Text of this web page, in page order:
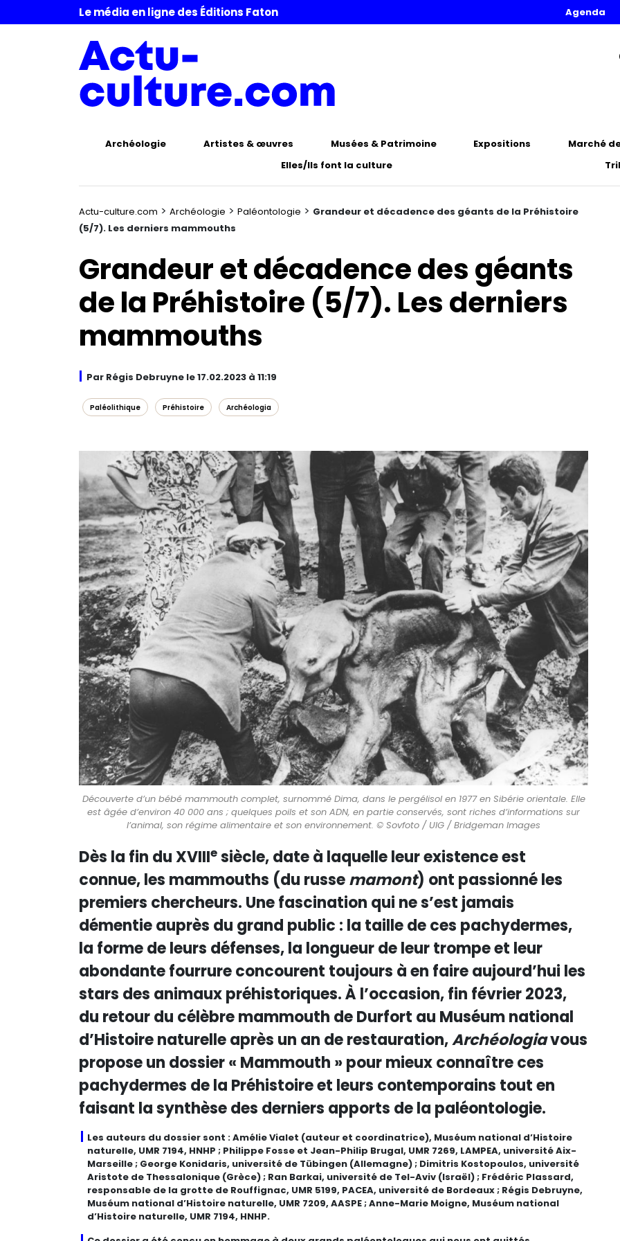
Le média en ligne des Éditions Faton Agenda
Archéologie Artistes & œuvres Musées & Patrimoine Expositions
Marché
Elles/Ils font la culture
Actu-culture.com > Archéologie > Paléontologie > Grandeur et décadence des géants de la Préhistoire
(5/7). Les derniers mammouths
Grandeur et décadence des géants
de la Préhistoire (5/7). Les derniers
mammouths
Par Régis Debruyne le 17.02.2023 à 11:19
Paléolithique Préhistoire Archéologia
Découverte d’un bébé mammouth complet, surnommé Dima, dans le pergélisol en 1977 en Sibérie orientale. Elle
est âgée d’environ 40 000 ans ; quelques poils et son ADN, en partie conservés, sont riches d’informations sur
l’animal, son régime alimentaire et son environnement. © Sovfoto / UIG / Bridgeman Images
Dès la fin du XVIIIe siècle, date à laquelle leur existence est
connue, les mammouths (du russemamont) ont passionné les
premiers chercheurs. Une fascination qui ne s’est jamais
démentie auprès du grand public : la taille de ces pachydermes,
la forme de leurs défenses, la longueur de leur trompe et leur
abondante fourrure concourent toujours à en faire aujourd’hui les
stars des animaux préhistoriques. À l’occasion, fin février 2023,
du retour du célèbre mammouth de Durfort au Muséum national
d’Histoire naturelle après un an de restauration,Archéologiavous
propose un dossier « Mammouth » pour mieux connaître ces
pachydermes de la Préhistoire et leurs contemporains tout en
faisant la synthèse des derniers apports de la paléontologie.
Les auteurs du dossier sont : Amélie Vialet (auteur et coordinatrice), Muséum national d’Histoire
naturelle, UMR 7194, HNHP ; Philippe Fosse et Jean-Philip Brugal, UMR 7269, LAMPEA, université Aix-
Marseille ; George Konidaris, université de Tübingen (Allemagne) ; Dimitris Kostopoulos, université
Aristote de Thessalonique (Grèce) ; Ran Barkai, université de Tel-Aviv (Israël) ; Frédéric Plassard,
responsable de la grotte de Rouffignac, UMR 5199, PACEA, université de Bordeaux ; Régis Debruyne,
Muséum national d’Histoire naturelle, UMR 7209, AASPE ; Anne-Marie Moigne, Muséum national
d’Histoire naturelle, UMR 7194, HNHP.